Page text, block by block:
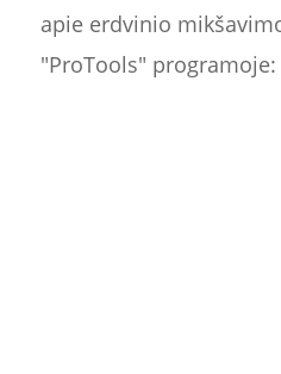
apie erdvinio
"ProTools" programoje: